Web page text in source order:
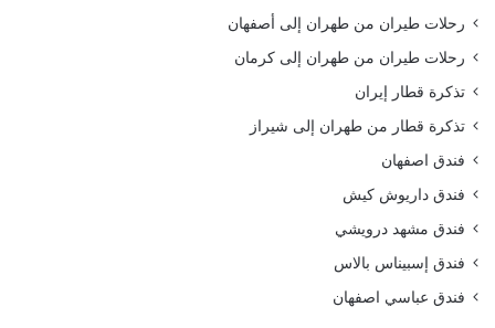
رحلات طيران من طهران إلى أصفهان
رحلات طيران من طهران إلى كرمان
تذكرة قطار إيران
تذكرة قطار من طهران إلى شيراز
فندق اصفهان
فندق داريوش كيش
فندق مشهد درويشي
فندق إسبيناس بالاس
فندق عباسي اصفهان